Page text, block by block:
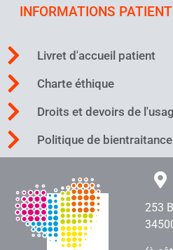
INFORMATIONS
Livret d'accueil patient
Charte éthique
Droits et devoirs de
Politique de bientraitance
253